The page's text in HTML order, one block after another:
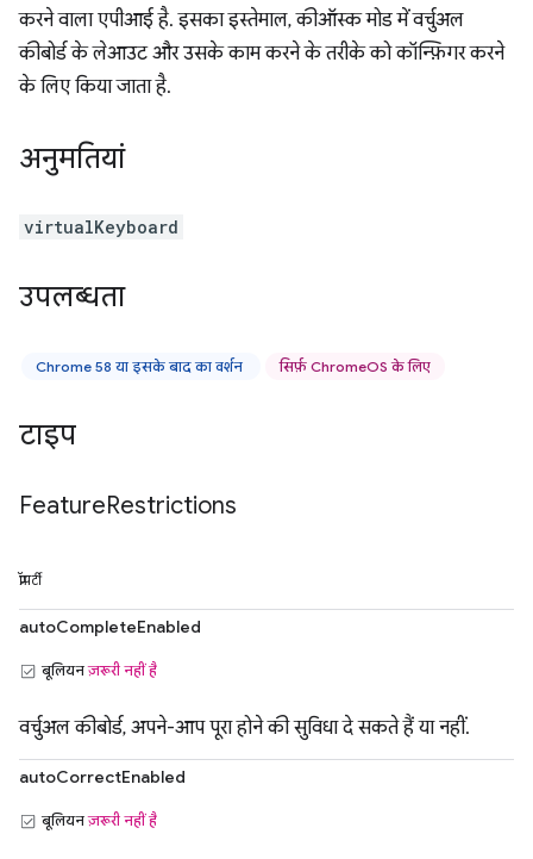
करने वाला एपीआई है. इसका इस्तेमाल, कीऑस्क मोड में वर्चुअल
कीबोर्ड के लेआउट और उसके काम करने के तरीके को कॉन्फ़िगर करने
के लिए किया जाता है.
अनुमतियां
virtualKeyboard
उपलब्धता
Chrome 58 या इसके बाद का वर्शन सिर्फ़ ChromeOS के लिए
टाइप
FeatureRestrictions
प्रॉपर्टी
autoCompleteEnabled
बूलियनज़रूरी नहीं है
वर्चुअल कीबोर्ड, अपने-आप पूरा होने की सुविधा दे सकते हैं या नहीं.
autoCorrectEnabled
बूलियनज़रूरी नहीं है